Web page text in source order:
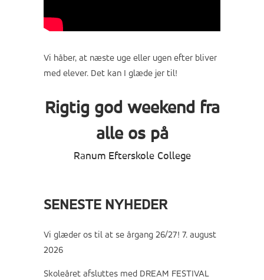
Vi håber, at næste uge eller ugen efter bliver
med elever. Det kan I glæde jer til!
Rigtig god weekend fra
alle os på
Ranum Efterskole College
SENESTE NYHEDER
Vi glæder os til at se årgang 26/27! 7. august
2026
Skoleåret afsluttes med DREAM FESTIVAL